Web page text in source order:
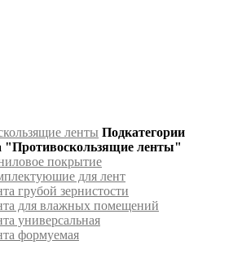
ленты Подкатегории
"Противоскользящие ленты"
покрытие
для лент
грубой зернистости
для влажных помещений
универсальная
формуемая